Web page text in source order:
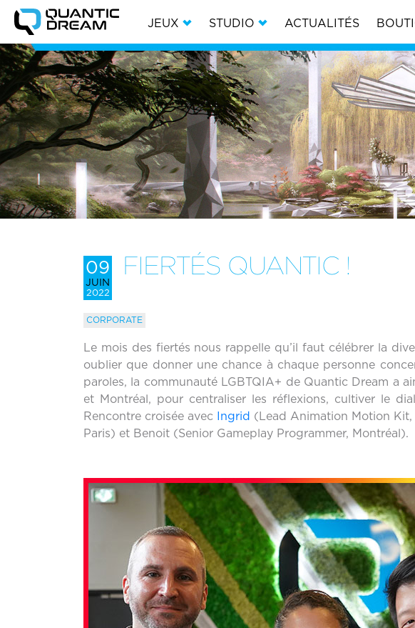
JEUX STUDIO ACTUALITÉS
09
JUIN
2022
FIERTÉS QUANTIC !
CORPORATE
Le mois des fiertés nous rappelle qu’il faut célébrer la
oublier que donner une chance à chaque personne
paroles, la communauté LGBTQIA+ de Quantic Dream a
et Montréal, pour centraliser les réflexions, cultiver le
Rencontre croisée avec Ingrid (Lead Animation Motion Kit,
Paris) et Benoit (Senior Gameplay Programmer, Montréal).